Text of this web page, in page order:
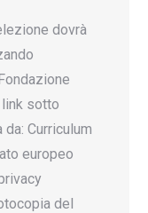
dovrà
sotto
Curriculum
europeo
del